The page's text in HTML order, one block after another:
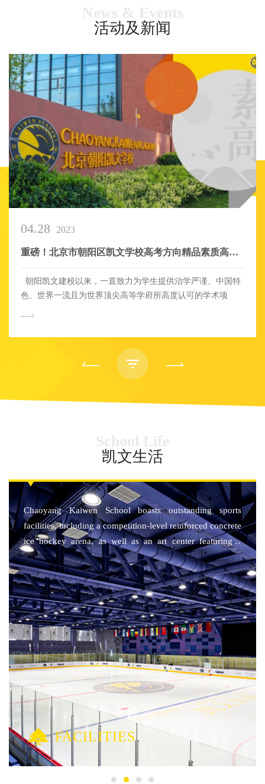
活动及新闻
04.28 2023
重磅！北京市朝阳区凯文学校高考方向精品素质高中于2023年秋季正式启航 Big News
朝阳凯文建校以来，一直致力为学生提供治学严谨、中国特
色、世界一流且为世界顶尖高等学府所高度认可的学术项
2023届中考学生招生，聚焦新高考，蓄力新成长，领航新教
育。基于此，北京朝阳凯文学校通过其多元而独特的升学体
系，铺设国际+国内双轨制培养路径，助力更广大的高中学子
实现升学梦想！ 5月9日14:00，欢迎您报名参加朝阳凯文学
6年以来，学校为学生铺设了学术+艺术多元升学路径，拥有
剑桥国际学校CAIE全学段课程认证、英国BTEC课程认证、国
际文凭组织IBDP学校认证。目前已有4届高中毕业生以朝阳凯
文学校为起点，升入了各自理想的海外知名大学。 从2023
年秋季学期开始，朝阳凯文学校利用学校一流的办学条件，组
建高水平的师资团队，开办以新高考为方向的精品素质高中，
从而形成国际高中+国内高中双轨制培养布局，持续打造多元
卓越的高中课程。 精品素质高中近期将面向北京市中考学生
开启招生，2023年秋季开学。与国际高中面向海外高校的升学
目标不同，精品素质高中以参加国内高考为升学方向。朝阳凯
文学校打造的国际高中+国内高中双轨制培养布局，既独立教
学，又融合发展，通过建立国际化教育资源共享共生机制，学
校的育人优势更加均衡，学生的成才模式更加多元。 02 六
大关键词 护航精品素质高中 随着朝阳凯文学校精品素质高
中正式启航，我们整理了六大关键词——名师团队、精准教
学、全人培养、个性发展、体育特色和综合评价，一起来看看
面向新高考、助力新成长的精品素质高中有何独特之处。 01
名师团队 专业的教师队伍来自北京市东城、西城、海淀、朝
阳等区的市级示范高中，其中5个学科由正高级教师领衔，4个
学科为特级教师引领的省市级骨干教师组成，平均教龄24年。
4位班主任平均教龄16年。 02 精准教学 利用“精准靶向教学平
台”，创设有序、有效、有趣、有品的课堂教学环境，实施全
员个性化的教学与指导，做好“导学摸底、互动助学、检测辅
学”，夯实基础，拓展能力，提升素养。 03 全人培养 利用“全
凯文生活
Chaoyang Kaiwen School boasts outstanding sports
facilities, including a competition-level reinforced concrete
ice hockey arena, as well as an art center featuring a
professional theater with a capacity of 800 people.
FACILITIES